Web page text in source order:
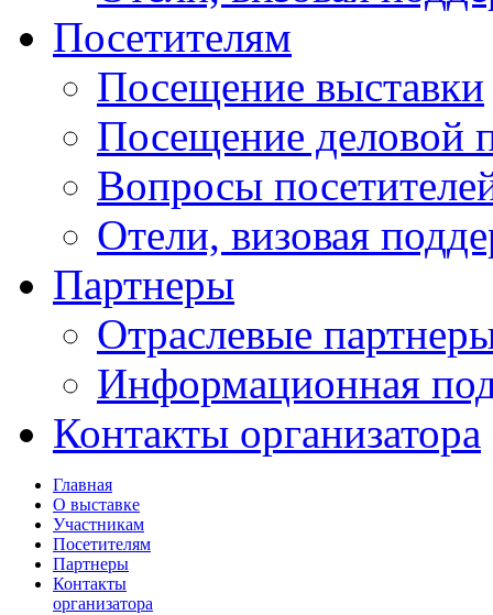
Посетителям
Посещение выставки
Посещение деловой
Вопросы
Отели, визовая
Партнеры
Отраслевые
Информационная
Контакты организатора
Главная
О выставке
Участникам
Посетителям
Партнеры
Контакты
организатора